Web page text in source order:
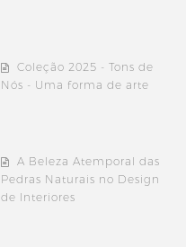
Coleção 2025 - Tons de
Nós - Uma forma de arte
A Beleza Atemporal das
Pedras Naturais no Design
de Interiores